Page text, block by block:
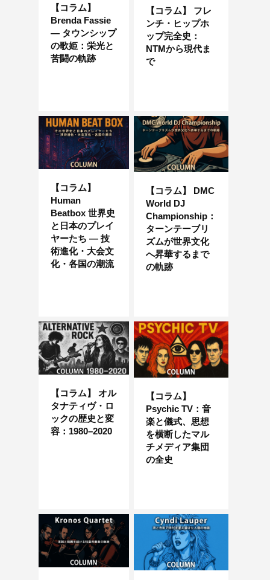
【コラム】
Brenda Fassie
— タウンシップ
の歌姫：栄光と
苦闘の軌跡
【コラム】 フレ
ンチ・ヒップホ
ップ完全史：
NTMから現代ま
で
【コラム】
Human
Beatbox 世界史
と日本のプレイ
ヤーたち ― 技
術進化・大会文
化・各国の潮流
【コラム】 DMC
World DJ
Championship：
ターンテーブリ
ズムが世界文化
へ昇華するまで
の軌跡
【コラム】 オル
タナティヴ・ロ
ックの歴史と変
容：1980–2020
【コラム】
Psychic TV：音
楽と儀式、思想
を横断したマル
チメディア集団
の全史